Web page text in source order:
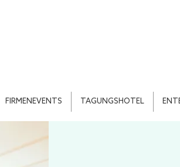
FIRMENEVENTS TAGUNGSHOTEL